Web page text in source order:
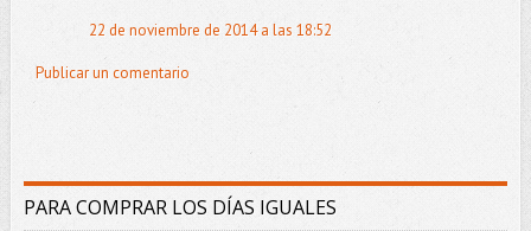
22 de noviembre de 2014 a las 18:52
Publicar un comentario
PARA COMPRAR LOS DÍAS IGUALES